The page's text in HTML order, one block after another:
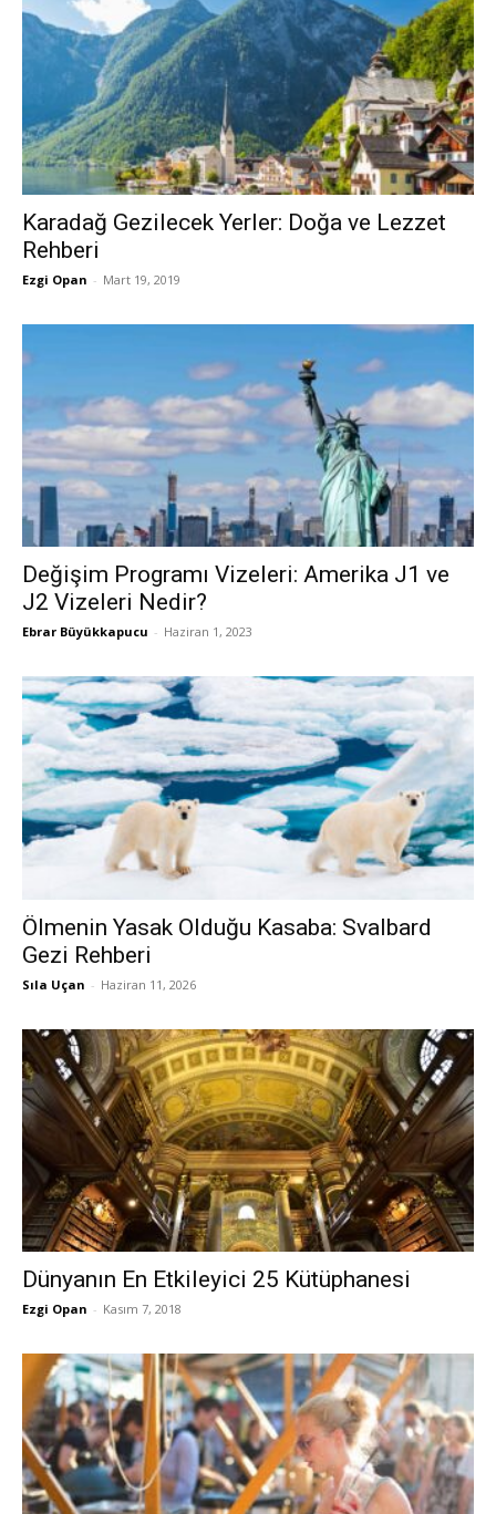
Karadağ Gezilecek Yerler: Doğa ve Lezzet
Rehberi
Ezgi Opan - Mart 19, 2019
Değişim Programı Vizeleri: Amerika J1 ve
J2 Vizeleri Nedir?
Ebrar Büyükkapucu - Haziran 1, 2023
Ölmenin Yasak Olduğu Kasaba: Svalbard
Gezi Rehberi
Sıla Uçan - Haziran 11, 2026
Dünyanın En Etkileyici 25 Kütüphanesi
Ezgi Opan - Kasım 7, 2018